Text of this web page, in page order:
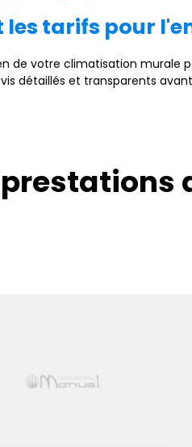
les tarifs pour
de votre climatisation murale
détaillés et transparents